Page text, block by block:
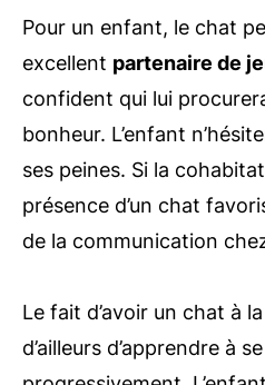
Pour un enfant, le chat
excellent partenaire de
confident qui lui
bonheur. L’enfant
ses peines. Si la
présence d’un chat
de la communication
Le fait d’avoir un chat à
d’ailleurs d’apprendre à